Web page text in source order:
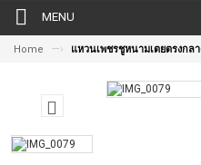
MENU
Home —› แหวนเพชรชูหนามเตยตรงกล